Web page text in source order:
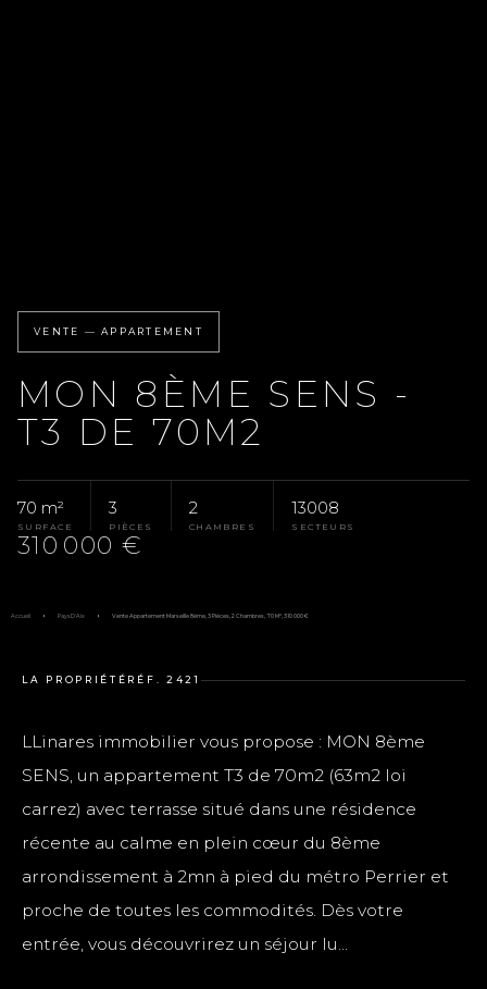
VENTE — APPARTEMENT
MON 8ÈME SENS -
T3 DE 70M2
70 m²
SURFACE
3
PIÈCES
2
CHAMBRES
13008
SECTEURS
310 000 €
Accueil Pays D'Aix Vente Appartement Marseille 8ème, 3 Pièces, 2 Chambres, 70 M², 310 000 €
LA PROPRIÉTÉ RÉF. 2421
LLinares immobilier vous propose : MON 8ème
SENS, un appartement T3 de 70m2 (63m2 loi
carrez) avec terrasse situé dans une résidence
récente au calme en plein cœur du 8ème
arrondissement à 2mn à pied du métro Perrier et
proche de toutes les commodités. Dès votre
entrée, vous découvrirez un séjour lu...